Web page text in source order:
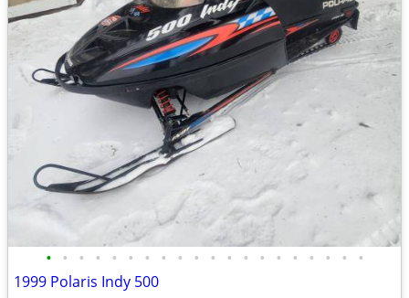
• • • • • • • • • • • • • • • • • • • •
1999 Polaris Indy 500